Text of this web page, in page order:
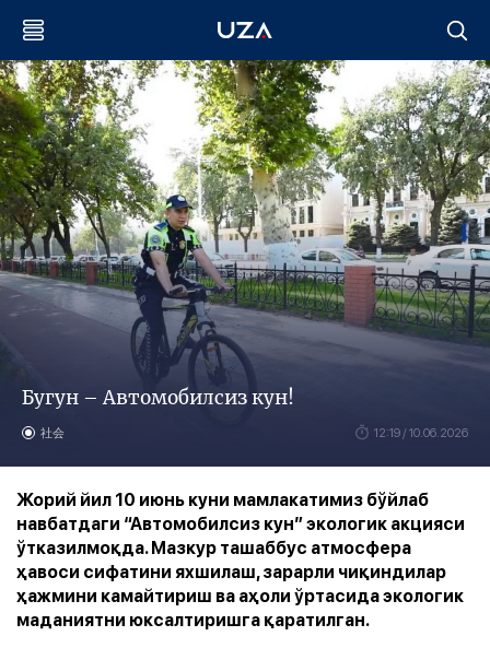
Бугун – Автомобилсиз кун!
社会 12:19 / 10.06.2026
Жорий йил 10 июнь куни мамлакатимиз бўйлаб
навбатдаги “Автомобилсиз кун” экологик акцияси
ўтказилмоқда. Мазкур ташаббус атмосфера
ҳавоси сифатини яхшилаш, зарарли чиқиндилар
ҳажмини камайтириш ва аҳоли ўртасида экологик
маданиятни юксалтиришга қаратилган.